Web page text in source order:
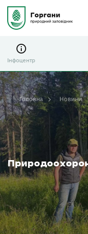
Інфоцентр
Головна Новини